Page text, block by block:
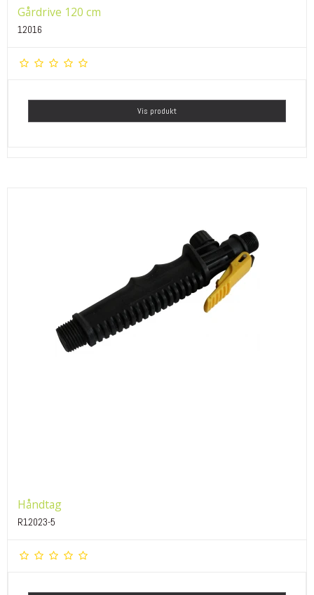
Gårdrive 120 cm
12016
Vis produkt
Håndtag
R12023-5